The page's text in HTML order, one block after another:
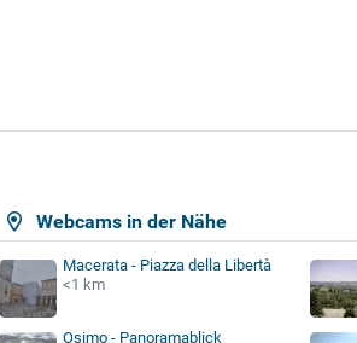
Webcams in der Nähe
Macerata - Piazza della Libertà
<1 km
Osimo - Panoramablick